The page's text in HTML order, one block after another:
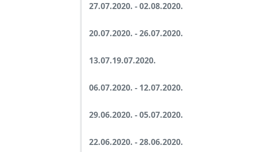
27.07.2020. - 02.08.2020.
20.07.2020. - 26.07.2020.
13.07.19.07.2020.
06.07.2020. - 12.07.2020.
29.06.2020. - 05.07.2020.
22.06.2020. - 28.06.2020.